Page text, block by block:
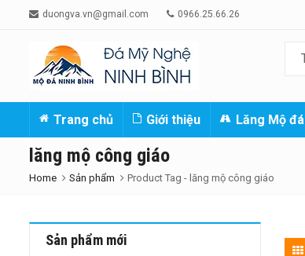
duongva.vn@gmail.com 0966.25.66.26
Trang chủ Giới thiệu Lăng Mộ đá
lăng mộ công giáo
Home Sản phẩm Product Tag - lăng mộ công giáo
Sản phẩm mới